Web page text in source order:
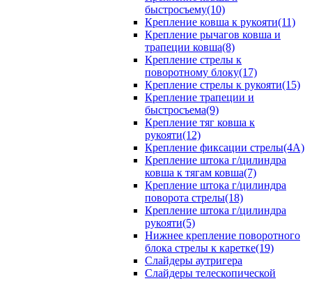
быстросъему(10)
Крепление ковша к рукояти(11)
Крепление рычагов ковша и
трапеции ковша(8)
Крепление стрелы к
поворотному блоку(17)
Крепление стрелы к рукояти(15)
Крепление трапеции и
быстросъема(9)
Крепление тяг ковша к
рукояти(12)
Крепление фиксации стрелы(4A)
Крепление штока г/цилиндра
ковша к тягам ковша(7)
Крепление штока г/цилиндра
поворота стрелы(18)
Крепление штока г/цилиндра
рукояти(5)
Нижнее крепление поворотного
блока стрелы к каретке(19)
Слайдеры аутригера
Слайдеры телескопической